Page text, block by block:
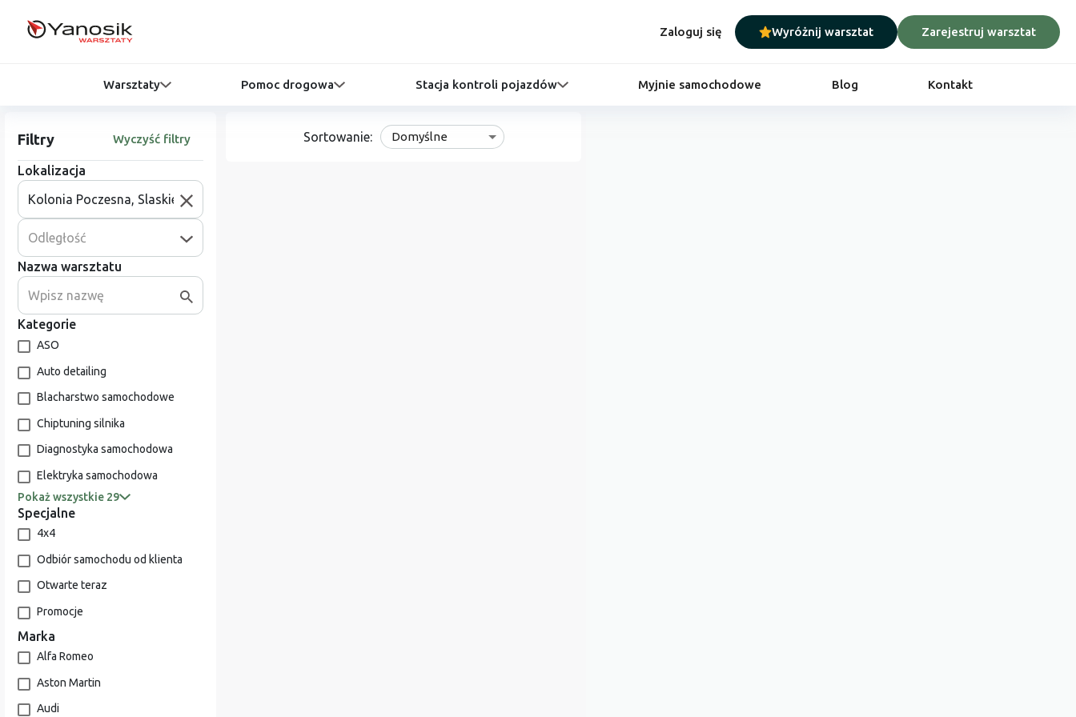
Zaloguj się Wyróżnij warsztat Zarejestruj warsztat
Warsztaty Pomoc drogowa Stacja kontroli pojazdów Myjnie samochodowe Blog Kontakt
Filtry Wyczyść filtry
Lokalizacja
Odległość
Nazwa warsztatu
Kategorie
ASO
Auto detailing
Blacharstwo samochodowe
Chiptuning silnika
Diagnostyka samochodowa
Elektryka samochodowa
Pokaż wszystkie 29
Specjalne
4x4
Odbiór samochodu od klienta
Otwarte teraz
Promocje
Marka
Alfa Romeo
Aston Martin
Audi
Sortowanie: Domyślne